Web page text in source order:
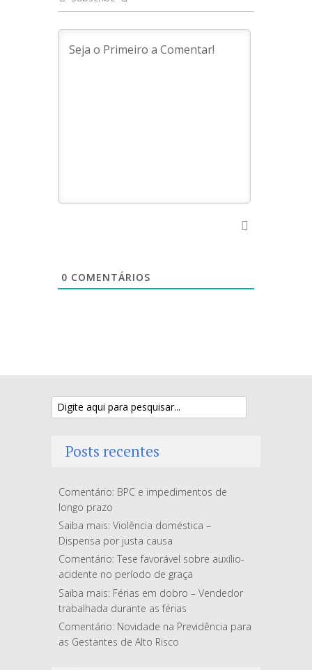
0 COMENTÁRIOS
Posts recentes
Comentário: BPC e impedimentos de
longo prazo
Saiba mais: Violência doméstica –
Dispensa por justa causa
Comentário: Tese favorável sobre auxílio-
acidente no período de graça
Saiba mais: Férias em dobro – Vendedor
trabalhada durante as férias
Comentário: Novidade na Previdência para
as Gestantes de Alto Risco